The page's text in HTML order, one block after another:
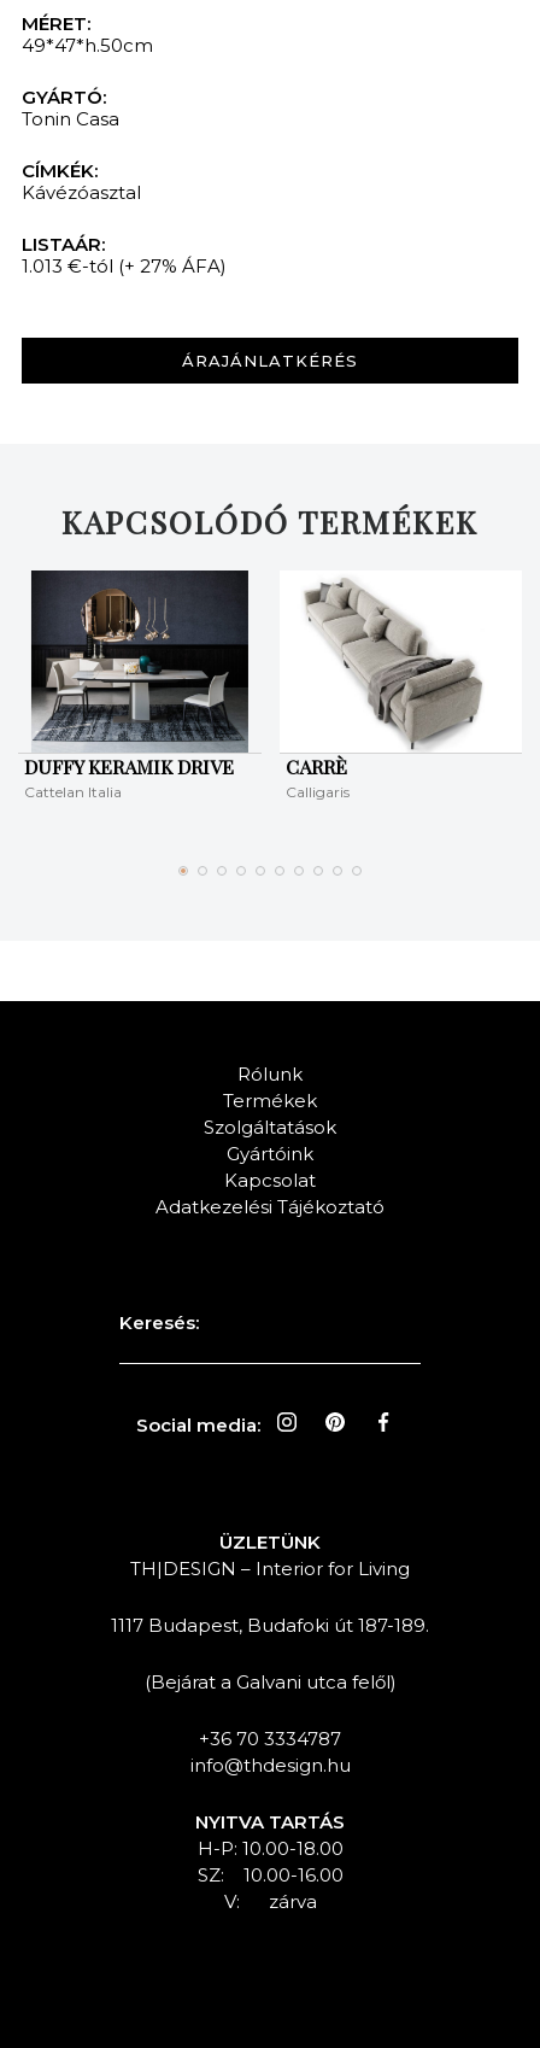
MÉRET:
49*47*h.50cm
GYÁRTÓ:
Tonin Casa
CÍMKÉK:
Kávézóasztal
LISTAÁR:
1.013 €-tól (+ 27% ÁFA)
ÁRAJÁNLATKÉRÉS
KAPCSOLÓDÓ TERMÉKEK
DUFFY KERAMIK DRIVE
Cattelan Italia
CARRÈ
Calligaris
Rólunk
Termékek
Szolgáltatások
Gyártóink
Kapcsolat
Adatkezelési Tájékoztató
Keresés:
Social media:
ÜZLETÜNK
TH|DESIGN – Interior for Living
1117 Budapest, Budafoki út 187-189.
(Bejárat a Galvani utca felől)
+36 70 3334787
info@thdesign.hu
NYITVA TARTÁS
H-P: 10.00-18.00
SZ: 10.00-16.00
V: zárva